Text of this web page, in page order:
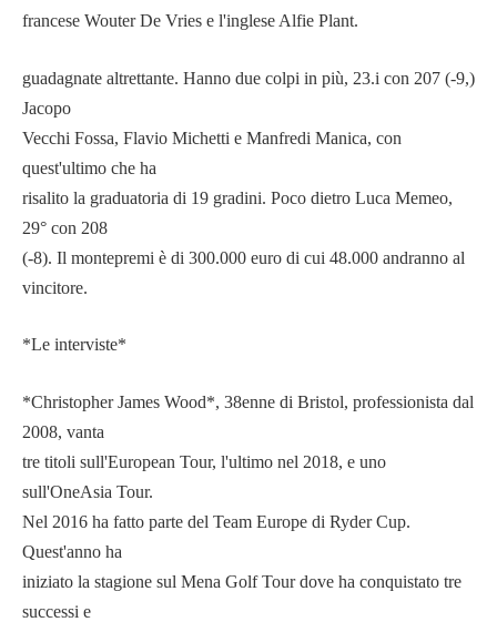
francese Wouter De Vries e l'inglese Alfie Plant.
guadagnate altrettante. Hanno due colpi in più, 23.i con 207 (-9,)
Jacopo
Vecchi Fossa, Flavio Michetti e Manfredi Manica, con
quest'ultimo che ha
risalito la graduatoria di 19 gradini. Poco dietro Luca Memeo,
29° con 208
(-8). Il montepremi è di 300.000 euro di cui 48.000 andranno al
vincitore.
*Le interviste*
*Christopher James Wood*, 38enne di Bristol, professionista dal
2008, vanta
tre titoli sull'European Tour, l'ultimo nel 2018, e uno
sull'OneAsia Tour.
Nel 2016 ha fatto parte del Team Europe di Ryder Cup.
Quest'anno ha
iniziato la stagione sul Mena Golf Tour dove ha conquistato tre
successi e